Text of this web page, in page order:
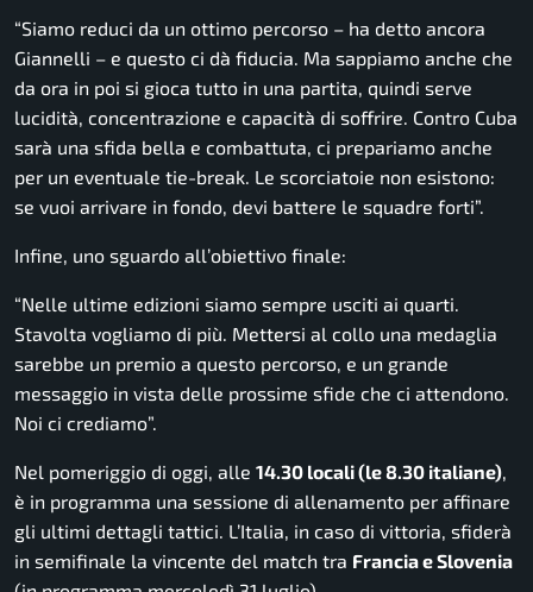
“Siamo reduci da un ottimo percorso – ha detto ancora
Giannelli – e questo ci dà fiducia. Ma sappiamo anche che
da ora in poi si gioca tutto in una partita, quindi serve
lucidità, concentrazione e capacità di soffrire. Contro Cuba
sarà una sfida bella e combattuta, ci prepariamo anche
per un eventuale tie-break. Le scorciatoie non esistono:
se vuoi arrivare in fondo, devi battere le squadre forti”.
Infine, uno sguardo all’obiettivo finale:
“Nelle ultime edizioni siamo sempre usciti ai quarti.
Stavolta vogliamo di più. Mettersi al collo una medaglia
sarebbe un premio a questo percorso, e un grande
messaggio in vista delle prossime sfide che ci attendono.
Noi ci crediamo”.
Nel pomeriggio di oggi, alle 14.30 locali (le 8.30 italiane),
è in programma una sessione di allenamento per affinare
gli ultimi dettagli tattici. L’Italia, in caso di vittoria, sfiderà
in semifinale la vincente del match tra Francia e Slovenia